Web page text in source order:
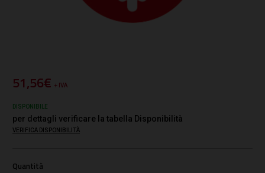
51,56€ + IVA
DISPONIBILE
per dettagli verificare la tabella Disponibilità
VERIFICA DISPONIBILITÀ
Quantità